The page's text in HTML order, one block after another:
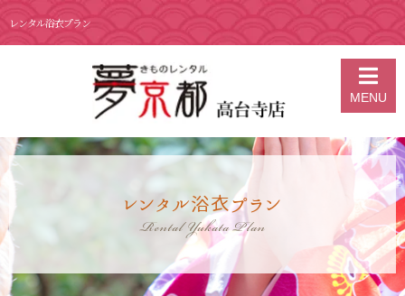
レンタル浴衣プラン
MENU
京都の着物レンタル 夢京都 高台寺店
レンタル浴衣プラン
Rental Yukata Plan